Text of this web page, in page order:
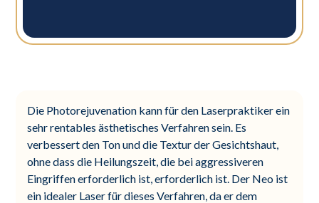
Die Photorejuvenation kann für den Laserpraktiker ein
sehr rentables ästhetisches Verfahren sein. Es
verbessert den Ton und die Textur der Gesichtshaut,
ohne dass die Heilungszeit, die bei aggressiveren
Eingriffen erforderlich ist, erforderlich ist. Der Neo ist
ein idealer Laser für dieses Verfahren, da er dem